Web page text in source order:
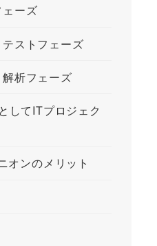
ーズ
ストフェーズ
析フェーズ
してITプロジェク
オンのメリット